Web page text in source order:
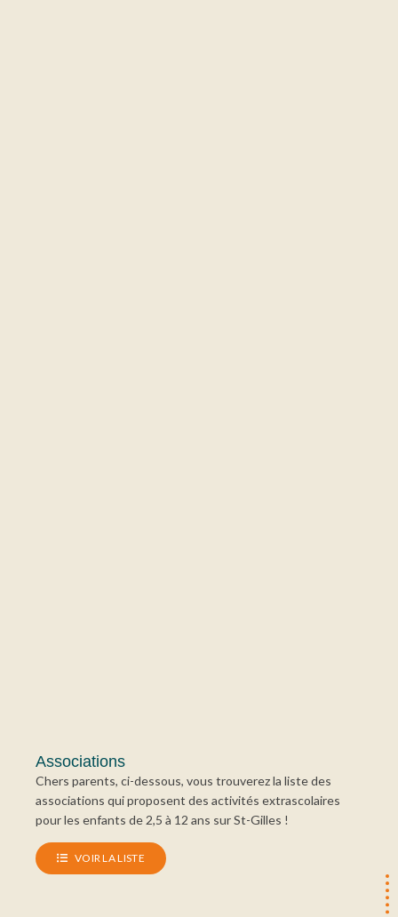
Associations
Chers parents, ci-dessous, vous trouverez la liste des
associations qui proposent des activités extrascolaires
pour les enfants de 2,5 à 12 ans sur St-Gilles !
VOIR LA LISTE